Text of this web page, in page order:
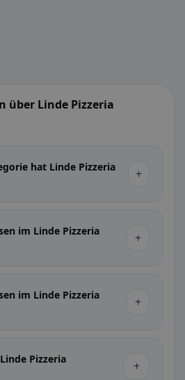
über Linde Pizzeria
hat Linde Pizzeria
+
im Linde Pizzeria
+
im Linde Pizzeria
+
Pizzeria
+